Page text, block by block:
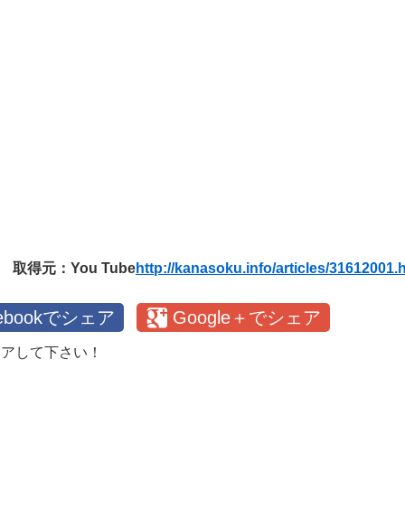
取得元：You Tubehttp://kanasoku.info/articles/
でシェア Google＋でシェア
して下さい！